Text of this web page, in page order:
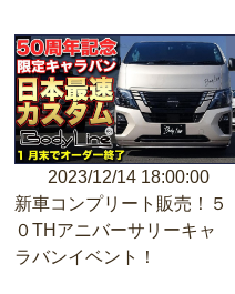
2023/12/14 18:00:00
新車コンプリート販売！５
０THアニバーサリーキャ
ラバンイベント！